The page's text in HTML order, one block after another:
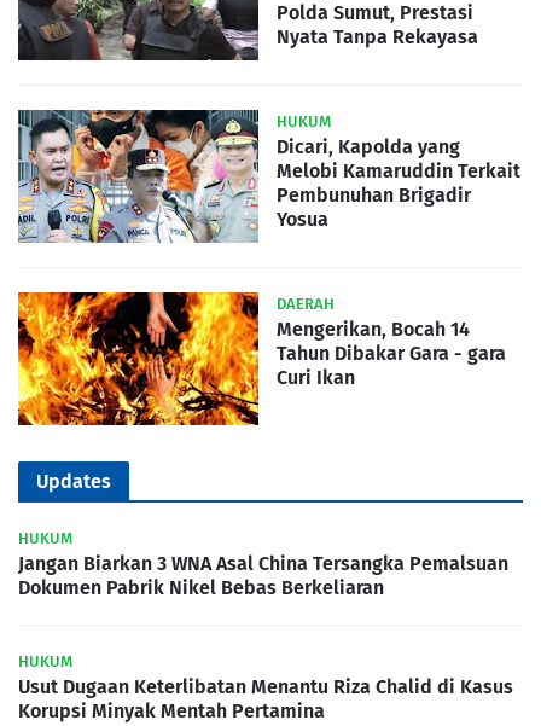
Polda Sumut, Prestasi
Nyata Tanpa Rekayasa
HUKUM
Dicari, Kapolda yang
Melobi Kamaruddin Terkait
Pembunuhan Brigadir
Yosua
DAERAH
Mengerikan, Bocah 14
Tahun Dibakar Gara - gara
Curi Ikan
Updates
HUKUM
Jangan Biarkan 3 WNA Asal China Tersangka Pemalsuan
Dokumen Pabrik Nikel Bebas Berkeliaran
HUKUM
Usut Dugaan Keterlibatan Menantu Riza Chalid di Kasus
Korupsi Minyak Mentah Pertamina